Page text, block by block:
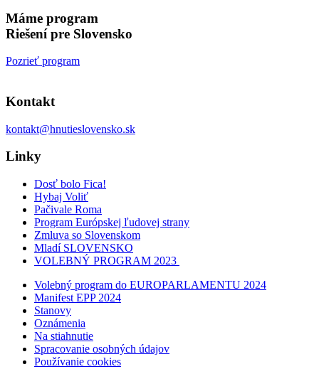
Máme program
Riešení pre Slovensko
Pozrieť program
Kontakt
kontakt@hnutieslovensko.sk
Linky
Dosť bolo Fica!
Hybaj Voliť
Pačivale Roma
Program Európskej ľudovej strany
Zmluva so Slovenskom
Mladí SLOVENSKO
VOLEBNÝ PROGRAM 2023
Volebný program do EUROPARLAMENTU 2024
Manifest EPP 2024
Stanovy
Oznámenia
Na stiahnutie
Spracovanie osobných údajov
Používanie cookies